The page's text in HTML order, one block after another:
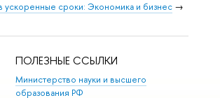
ускоренные сроки: Экономика и бизнес→
ПОЛЕЗНЫЕ ССЫЛКИ
Министерство науки и высшего
образования РФ